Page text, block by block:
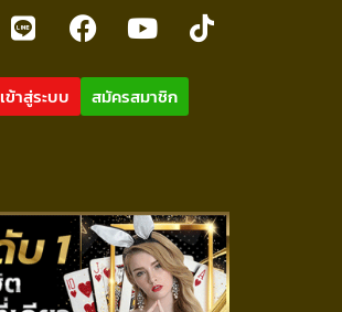
เข้าสู่ระบบ สมัครสมาชิก